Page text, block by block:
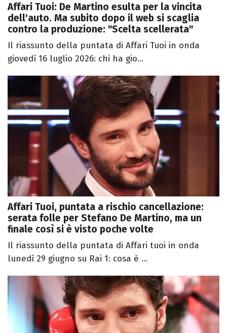
Affari Tuoi: De Martino esulta per la vincita
dell'auto. Ma subito dopo il web si scaglia
contro la produzione: "Scelta scellerata"
Il riassunto della puntata di Affari Tuoi in onda
giovedì 16 luglio 2026: chi ha gio...
Affari Tuoi, puntata a rischio cancellazione:
serata folle per Stefano De Martino, ma un
finale così si è visto poche volte
Il riassunto della puntata di Affari tuoi in onda
lunedì 29 giugno su Rai 1: cosa è ...